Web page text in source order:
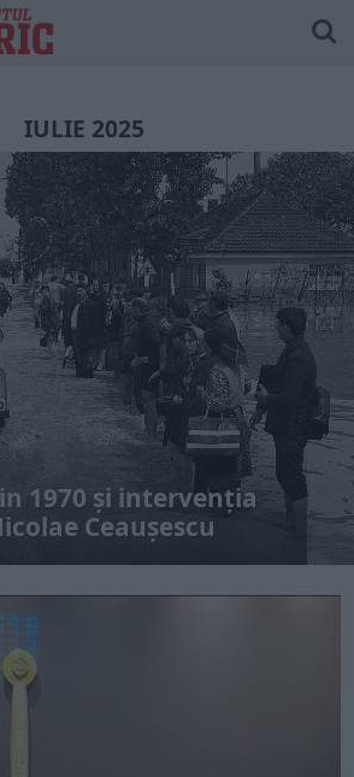
IULIE 2025
1970 și intervenția
Ceaușescu